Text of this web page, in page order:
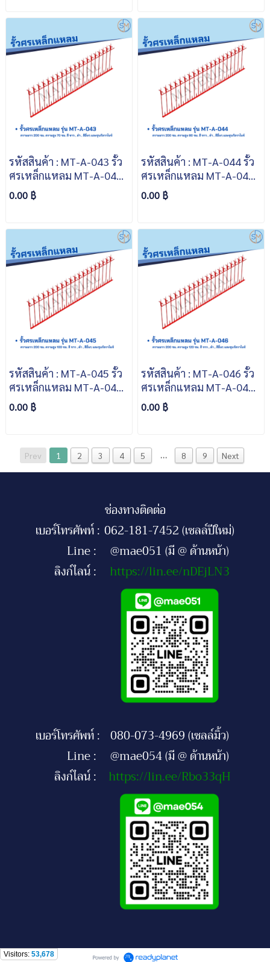
รหัสสินค้า : MT-A-043 รั้ว
ศรเหล็กแหลม MT-A-043
ความยาว 200 ซม. ความสูง
70 ซม. สีขาว สีดำ สีอื่นๆ
0.00 ฿
รหัสสินค้า : MT-A-044 รั้ว
ศรเหล็กแหลม MT-A-044
ความยาว 200 ซม. ความสูง
80 ซม. สีขาว สีดำ สีอื่นๆ
0.00 ฿
รหัสสินค้า : MT-A-045 รั้ว
ศรเหล็กแหลม MT-A-045
ความยาว 200 ซม. ความสูง
100 ซม. สีขาว สีดำ สีอื่นๆ
0.00 ฿
รหัสสินค้า : MT-A-046 รั้ว
ศรเหล็กแหลม MT-A-046
ความยาว 200 ซม. ความสูง
120 ซม. สีขาว สีดำ สีอื่นๆ
0.00 ฿
Prev 1 2 3 4 5 … 8 9 Next
ช่องทางติดต่อ
เบอร์โทรศัพท์ : 062-181-7452 (เซลล์ปีใหม่)
Line :
@mae051 (มี @ ด้านหน้า)
ลิงก์ไลน์ :
https://lin.ee/nDEjLN3
เบอร์โทรศัพท์ : 080-073-4969 (เซลล์มิ้ว)
Line :
@mae054 (มี @ ด้านหน้า)
ลิงก์ไลน์ :
https://lin.ee/Rbo33qH
Visitors: 53,678